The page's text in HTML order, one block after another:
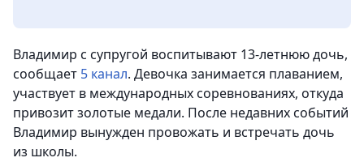
Владимир с супругой воспитывают 13-летнюю дочь,
сообщает 5 канал. Девочка занимается плаванием,
участвует в международных соревнованиях, откуда
привозит золотые медали. После недавних событий
Владимир вынужден провожать и встречать дочь
из школы.